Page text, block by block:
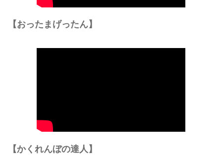
【おったまげったん】
【かくれんぼの達人】